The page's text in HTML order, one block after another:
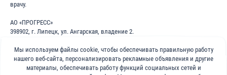
врачу.
АО «ПРОГРЕСС»
398902, г. Липецк, ул. Ангарская, владение 2.
ОГРН: 1024840823996
Мы используем файлы cookie, чтобы обеспечивать правильную работу
нашего веб-сайта, персонализировать рекламные объявления и другие
материалы, обеспечивать работу функций социальных сетей и